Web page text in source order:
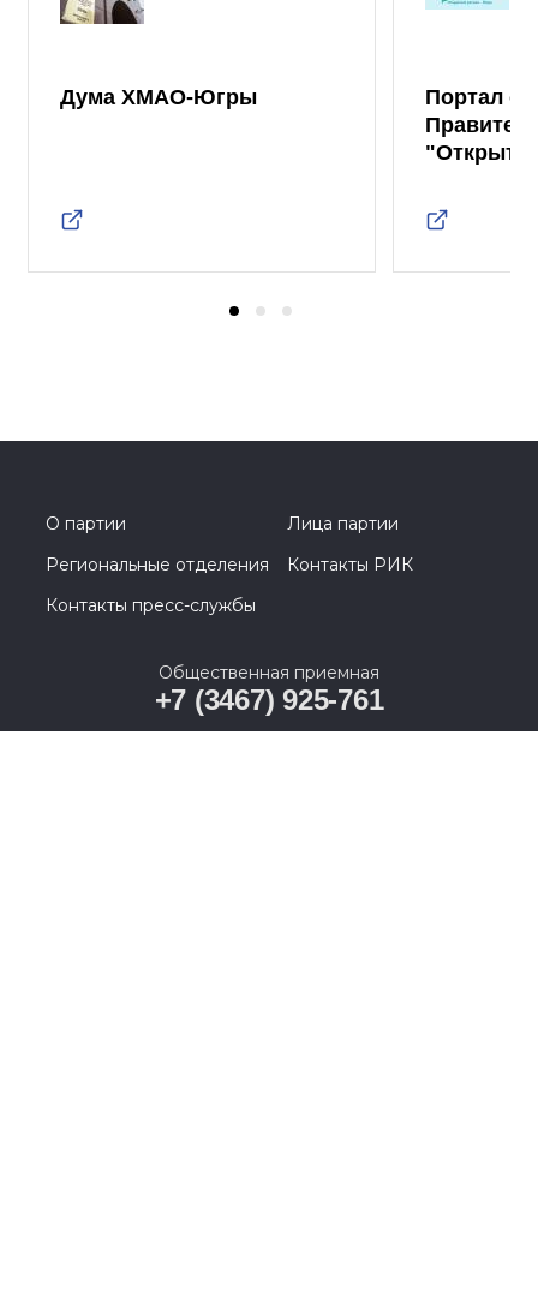
Дума ХМАО-Югры
Портал
О партии
Лица партии
Региональные отделения
Контакты РИК
Контакты пресс-службы
Общественная приемная
+7 (3467) 925-761